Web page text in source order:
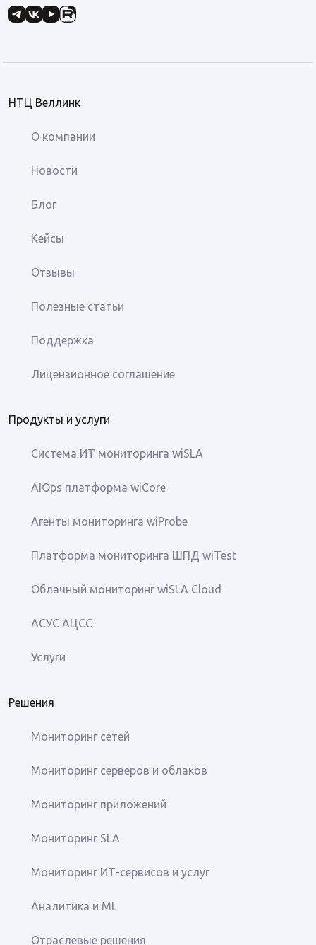
НТЦ Веллинк
О компании
Новости
Блог
Кейсы
Отзывы
Полезные статьи
Поддержка
Лицензионное соглашение
Продукты и услуги
Система ИТ мониторинга wiSLA
AIOps платформа wiCore
Агенты мониторинга wiProbe
Платформа мониторинга ШПД wiTest
Облачный мониторинг wiSLA Cloud
АСУС АЦСС
Услуги
Решения
Мониторинг сетей
Мониторинг серверов и облаков
Мониторинг приложений
Мониторинг SLA
Мониторинг ИТ-сервисов и услуг
Аналитика и ML
Отраслевые решения